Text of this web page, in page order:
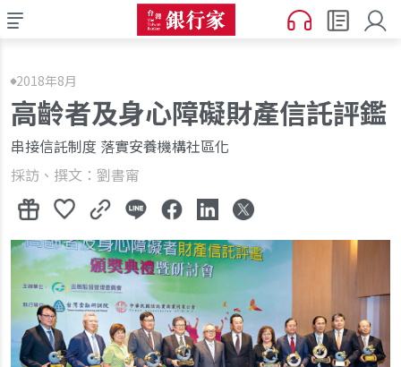
2018年8月
高齡者及身心障礙財產信託評鑑
串接信託制度 落實安養機構社區化
採訪、撰文：劉書甯